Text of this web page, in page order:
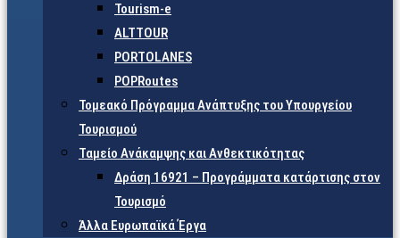
Tourism-e
ALTTOUR
PORTOLANES
POPRoutes
Τομεακό Πρόγραμμα Ανάπτυξης του Υπουργείου
Τουρισμού
Ταμείο Ανάκαμψης και Ανθεκτικότητας
Δράση 16921 – Προγράμματα κατάρτισης στον
Τουρισμό
Άλλα Ευρωπαϊκά Έργα